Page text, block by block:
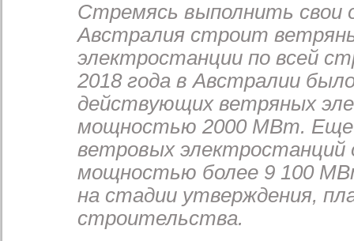
Стремясь выполнить свои
Австралия строит
электростанции по всей
2018 года в Австралии
действующих ветряных
мощностью 2000 МВт. Еще
ветровых электростанций
мощностью более 9 100
на стадии утверждения,
строительства.